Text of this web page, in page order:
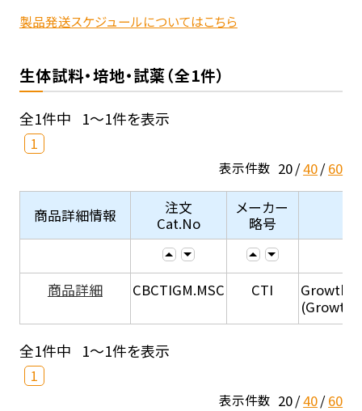
製品発送スケジュールについてはこちら
生体試料・培地・試薬（全1件）
全1件中 1～1件を表示
1
表示件数 20 40 60
商品詳細情報
注文
Cat.No
メーカー
略号
商品詳細 CBCTIGM.MSC CTI
Growth
(Growth
全1件中 1～1件を表示
1
表示件数 20 40 60